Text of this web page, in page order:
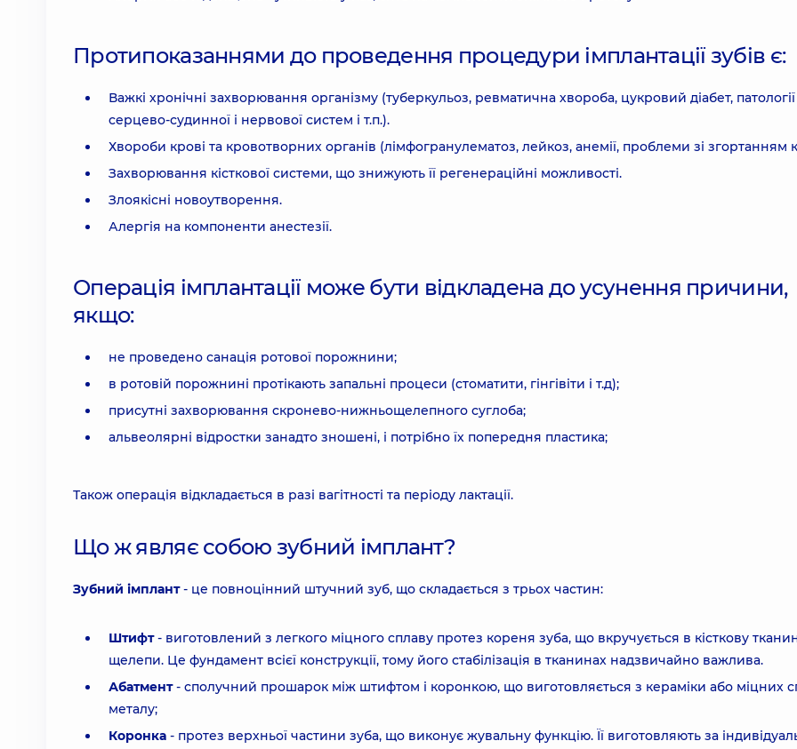
Протипоказаннями до проведення процедури імплантації зубів є:
Важкі хронічні захворювання організму (туберкульоз, ревматична хвороба, цукровий діабет, патології
серцево-судинної і нервової систем і т.п.).
Хвороби крові та кровотворних органів (лімфогранулематоз, лейкоз, анемії, проблеми зі згортанням
Захворювання кісткової системи, що знижують її регенераційні можливості.
Злоякісні новоутворення.
Алергія на компоненти анестезії.
Операція імплантації може бути відкладена до усунення причини,
якщо:
не проведено санація ротової порожнини;
в ротовій порожнині протікають запальні процеси (стоматити, гінгівіти і т.д);
присутні захворювання скронево-нижньощелепного суглоба;
альвеолярні відростки занадто зношені, і потрібно їх попередня пластика;
Також операція відкладається в разі вагітності та періоду лактації.
Що ж являє собою зубний імплант?
Зубний імплант- це повноцінний штучний зуб, що складається з трьох частин:
Штифт- виготовлений з легкого міцного сплаву протез кореня зуба, що вкручується в кісткову
щелепи. Це фундамент всієї конструкції, тому його стабілізація в тканинах надзвичайно важлива.
Абатмент- сполучний прошарок між штифтом і коронкою, що виготовляється з кераміки або міцних
металу;
Коронка - протез верхньої частини зуба, що виконує жувальну функцію. Її виготовляють за